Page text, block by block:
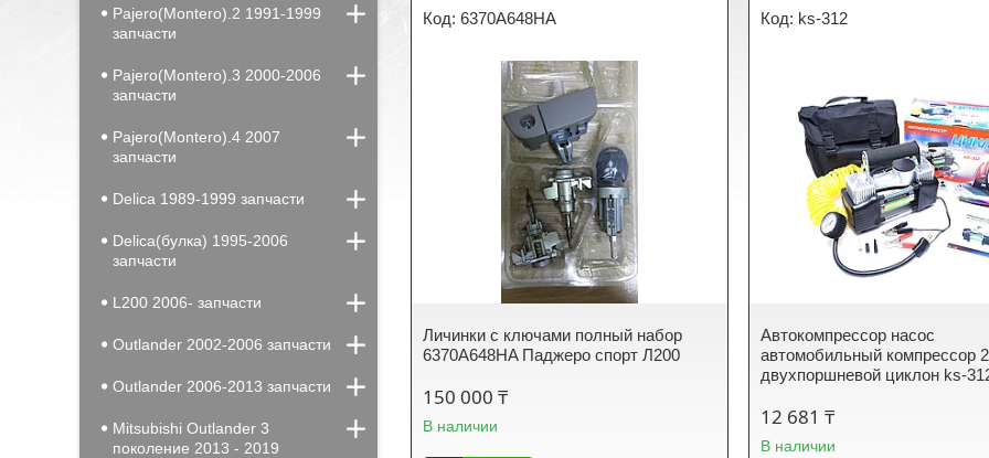
6370A648HA
Личинки с ключами полный набор
6370A648HA Паджеро спорт Л200
150 000 ₸
В наличии
ks-312
Автокомпрессор насос
автомобильный компрессор 2
двухпоршневой циклон ks-
12 681 ₸
В наличии
Pajero(Montero).2 1991-1999
запчасти
Pajero(Montero).3 2000-2006
запчасти
Pajero(Montero).4 2007
запчасти
Delica 1989-1999 запчасти
Delica(булка) 1995-2006
запчасти
L200 2006- запчасти
Outlander 2002-2006 запчасти
Outlander 2006-2013 запчасти
Mitsubishi Outlander 3
поколение 2013 - 2019